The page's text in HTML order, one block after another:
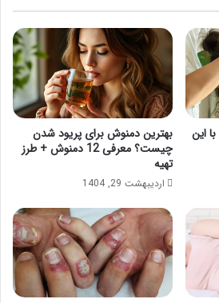
این
بهترین دمنوش برای پریود شدن
چیست؟ معرفی 12 دمنوش + طرز
تهیه
اردیبهشت 29, 1404